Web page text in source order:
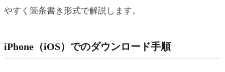
やすく箇条書き形式で解説します。
iPhone（iOS）でのダウンロード手順